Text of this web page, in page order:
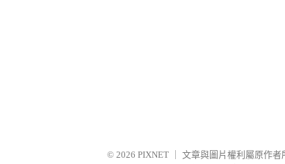
© 2026 PIXNET
文章與圖片權利屬原作者